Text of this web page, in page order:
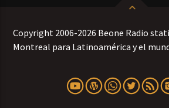
Copyright 2006-2026 Beone Radio
Montreal para Latinoamérica y el